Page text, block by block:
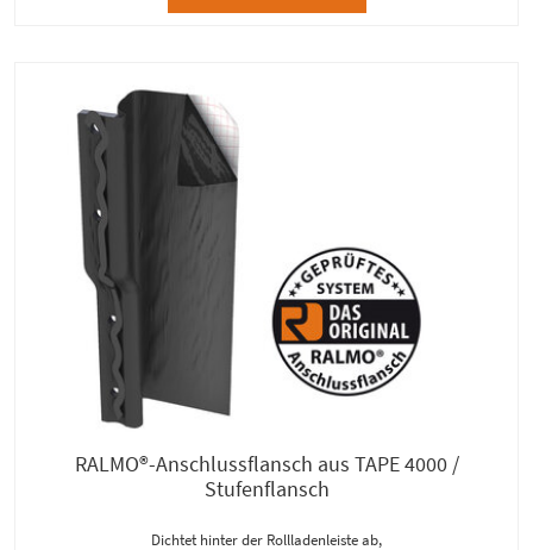
RALMO®-Anschlussflansch aus TAPE 4000 /
Stufenflansch
Dichtet hinter der Rollladenleiste ab,